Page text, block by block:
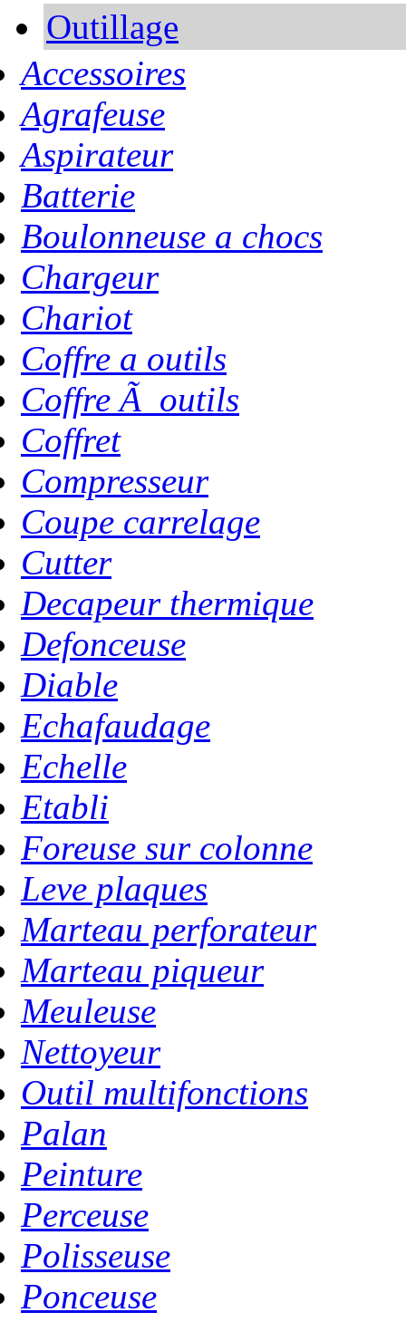
Outillage
Accessoires
Agrafeuse
Aspirateur
Batterie
Boulonneuse a chocs
Chargeur
Chariot
Coffre a outils
Coffre Ã outils
Coffret
Compresseur
Coupe carrelage
Cutter
Decapeur thermique
Defonceuse
Diable
Echafaudage
Echelle
Etabli
Foreuse sur colonne
Leve plaques
Marteau perforateur
Marteau piqueur
Meuleuse
Nettoyeur
Outil multifonctions
Palan
Peinture
Perceuse
Polisseuse
Ponceuse